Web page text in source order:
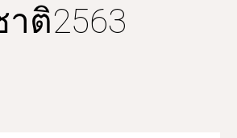
าติ2563